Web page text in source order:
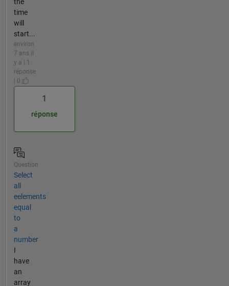
time
will
start...
environ
7 ans il
y a | 1
réponse
| 0
1
réponse
Question
Select
all
eelements
equal
to
a
number
I
have
an
array